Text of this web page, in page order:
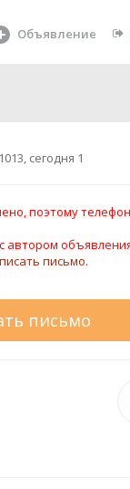
Объявление
сегодня 1
поэтому телефон
автором
письмо.
письмо